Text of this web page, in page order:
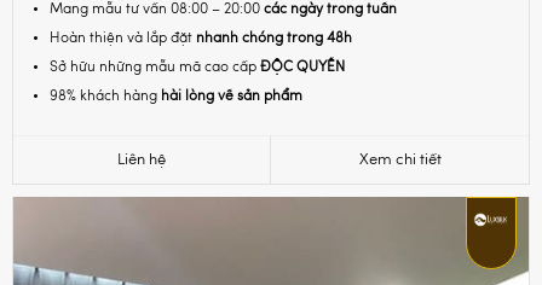
Mang mẫu tư vấn 08:00 – 20:00 các ngày trong tuần
Hoàn thiện và lắp đặt nhanh chóng trong 48h
Sở hữu những mẫu mã cao cấp ĐỘC QUYỀN
98% khách hàng hài lòng về sản phẩm
Liên hệ Xem chi tiết